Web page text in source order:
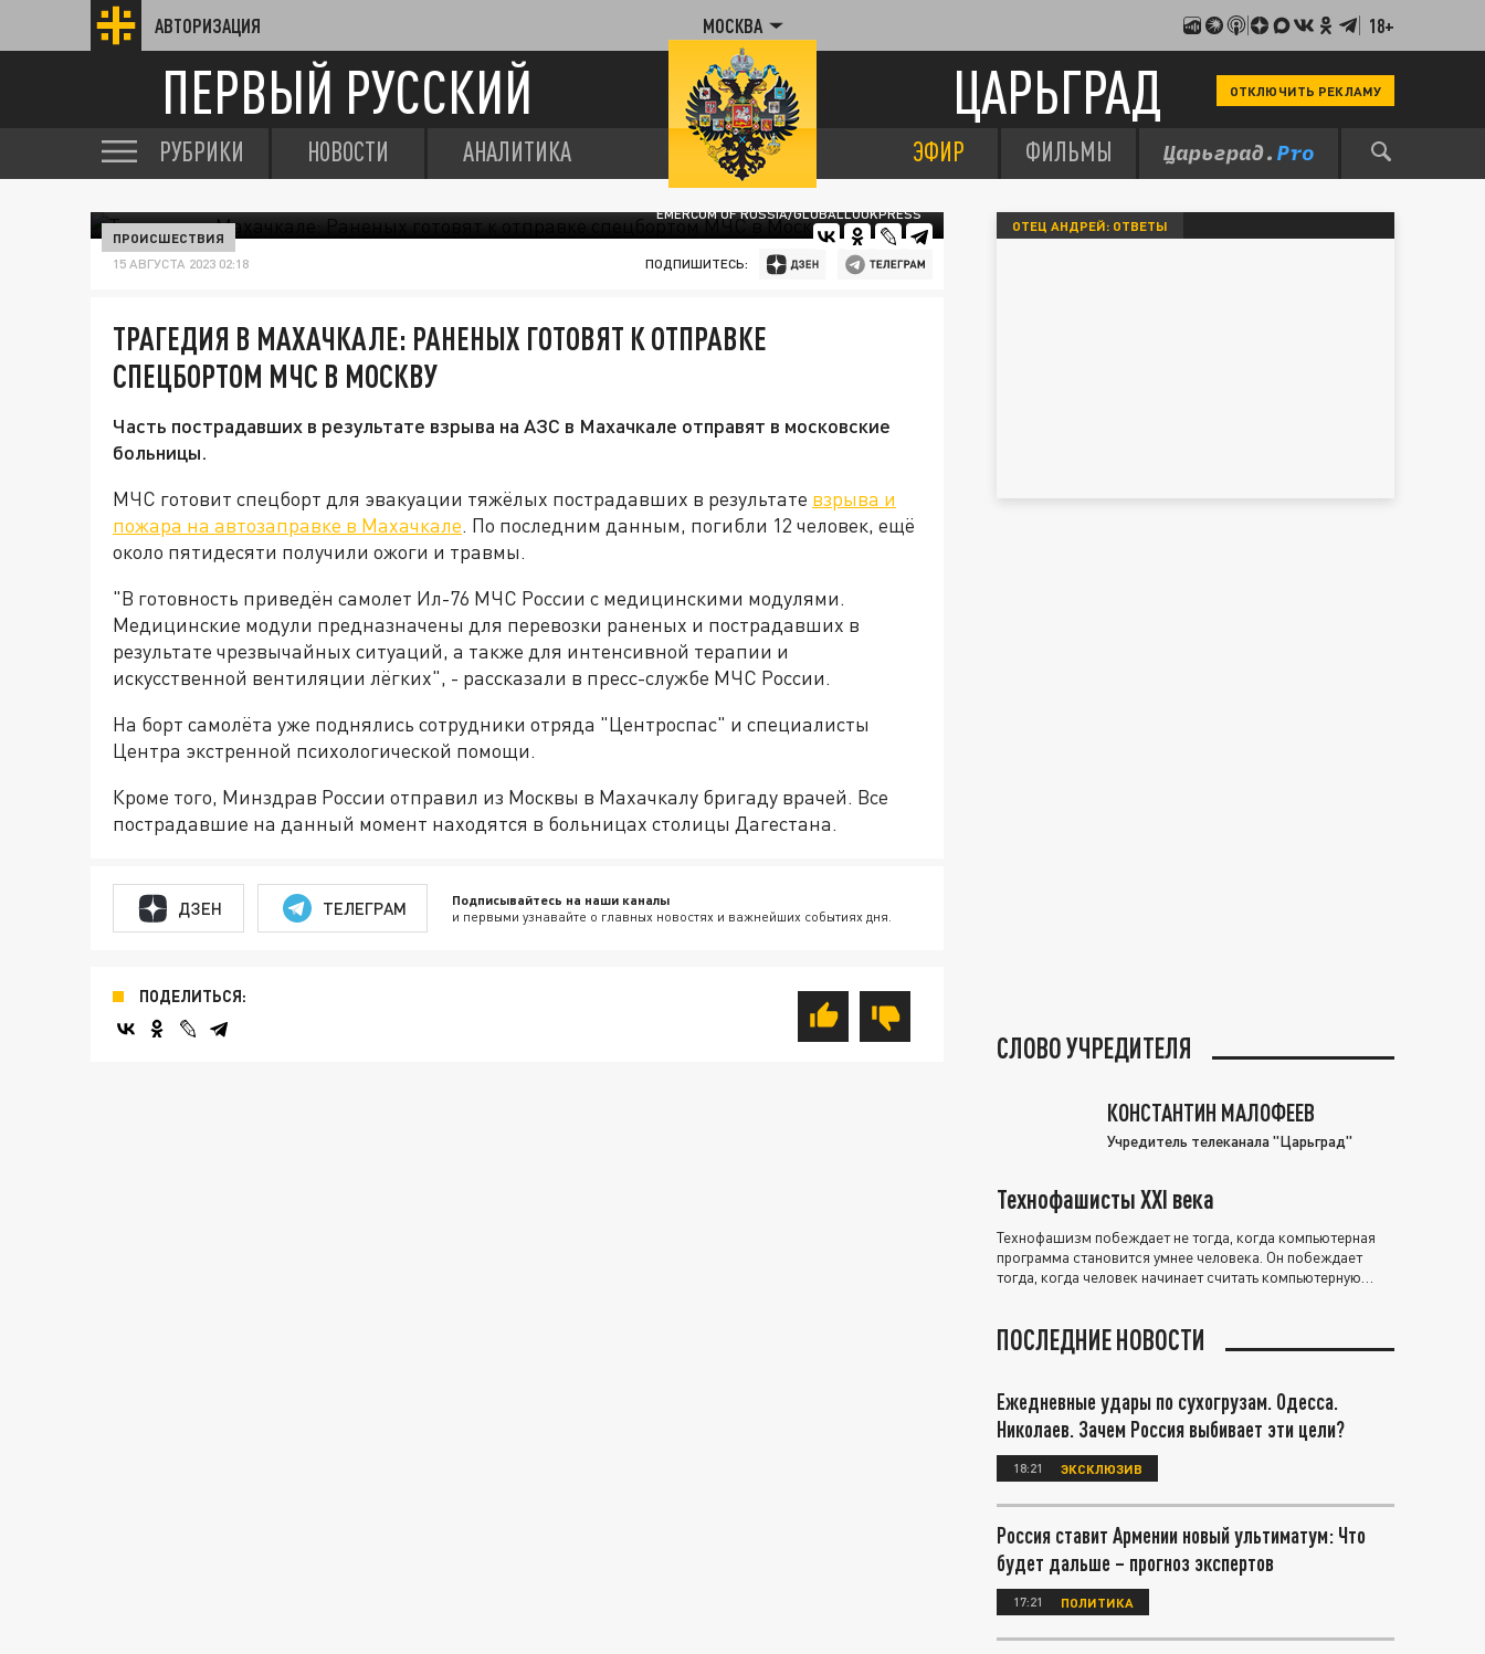
АВТОРИЗАЦИЯ МОСКВА 18+
ПЕРВЫЙ РУССКИЙ ЦАРЬГРАД ОТКЛЮЧИТЬ РЕКЛАМУ
РУБРИКИ НОВОСТИ АНАЛИТИКА ЭФИР ФИЛЬМЫ
EMERCOM OF RUSSIA/GLOBALLOOKPRESS
ПРОИСШЕСТВИЯ
15 АВГУСТА 2023 02:18 ПОДПИШИТЕСЬ:
ТРАГЕДИЯ В МАХАЧКАЛЕ: РАНЕНЫХ ГОТОВЯТ К ОТПРАВКЕ
СПЕЦБОРТОМ МЧС В МОСКВУ
Часть пострадавших в результате взрыва на АЗС в Махачкале отправят в московские
больницы.
МЧС готовит спецборт для эвакуации тяжёлых пострадавших в результате взрыва и
пожара на автозаправке в Махачкале. По последним данным, погибли 12 человек, ещё
около пятидесяти получили ожоги и травмы.
"В готовность приведён самолет Ил-76 МЧС России с медицинскими модулями.
Медицинские модули предназначены для перевозки раненых и пострадавших в
результате чрезвычайных ситуаций, а также для интенсивной терапии и
искусственной вентиляции лёгких", - рассказали в пресс-службе МЧС России.
На борт самолёта уже поднялись сотрудники отряда "Центроспас" и специалисты
Центра экстренной психологической помощи.
Кроме того, Минздрав России отправил из Москвы в Махачкалу бригаду врачей. Все
пострадавшие на данный момент находятся в больницах столицы Дагестана.
ДЗЕН ТЕЛЕГРАМ Подписывайтесь на наши каналы
и первыми узнавайте о главных новостях и важнейших событиях дня.
ПОДЕЛИТЬСЯ:
ОТЕЦ АНДРЕЙ: ОТВЕТЫ
СЛОВО УЧРЕДИТЕЛЯ
КОНСТАНТИН МАЛОФЕЕВ
Учредитель телеканала "Царьград"
Технофашисты XXI века
Технофашизм побеждает не тогда, когда компьютерная
программа становится умнее человека. Он побеждает
тогда, когда человек начинает считать компьютерную
ПОСЛЕДНИЕ НОВОСТИ
Ежедневные удары по сухогрузам. Одесса.
Николаев. Зачем Россия выбивает эти цели?
18:21 ЭКСКЛЮЗИВ
Россия ставит Армении новый ультиматум: Что
будет дальше – прогноз экспертов
17:21 ПОЛИТИКА